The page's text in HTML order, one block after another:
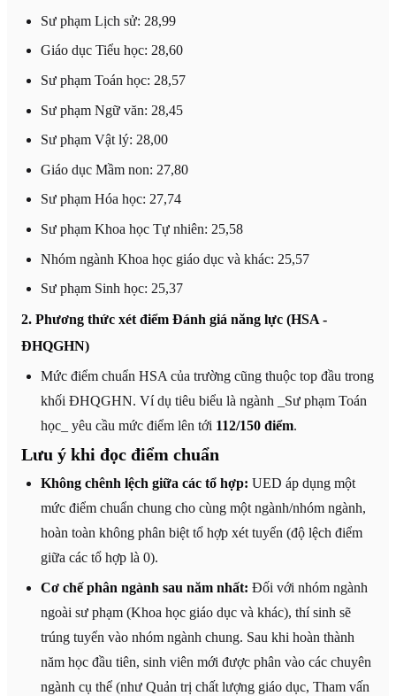
Sư phạm Lịch sử: 28,99
Giáo dục Tiểu học: 28,60
Sư phạm Toán học: 28,57
Sư phạm Ngữ văn: 28,45
Sư phạm Vật lý: 28,00
Giáo dục Mầm non: 27,80
Sư phạm Hóa học: 27,74
Sư phạm Khoa học Tự nhiên: 25,58
Nhóm ngành Khoa học giáo dục và khác: 25,57
Sư phạm Sinh học: 25,37
2. Phương thức xét điểm Đánh giá năng lực (HSA -
ĐHQGHN)
Mức điểm chuẩn HSA của trường cũng thuộc top đầu trong
khối ĐHQGHN. Ví dụ tiêu biểu là ngành _Sư phạm Toán
học_ yêu cầu mức điểm lên tới 112/150 điểm.
Lưu ý khi đọc điểm chuẩn
Không chênh lệch giữa các tổ hợp: UED áp dụng một
mức điểm chuẩn chung cho cùng một ngành/nhóm ngành,
hoàn toàn không phân biệt tổ hợp xét tuyển (độ lệch điểm
giữa các tổ hợp là 0).
Cơ chế phân ngành sau năm nhất: Đối với nhóm ngành
ngoài sư phạm (Khoa học giáo dục và khác), thí sinh sẽ
trúng tuyển vào nhóm ngành chung. Sau khi hoàn thành
năm học đầu tiên, sinh viên mới được phân vào các chuyên
ngành cụ thể (như Quản trị chất lượng giáo dục, Tham vấn